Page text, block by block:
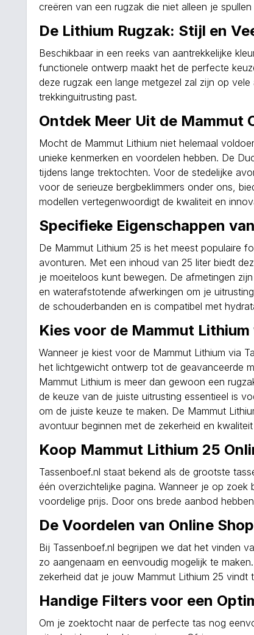
creëren van een rugzak die niet alleen je
De Lithium Rugzak: Stijl en
Beschikbaar in een reeks van aantrekkelijke
functionele ontwerp maakt het de perfecte
deze rugzak een lange metgezel zal zijn op
trekkinguitrusting past.
Ontdek Meer Uit de Mammut
Mocht de Mammut Lithium niet helemaal
unieke kenmerken en voordelen hebben. De
tijdens lange trektochten. Voor de stedelijke
voor de serieuze bergbeklimmers onder ons,
modellen vertegenwoordigt de kwaliteit en
Specifieke Eigenschappen
De Mammut Lithium 25 is het meest populaire
avonturen. Met een inhoud van 25 liter biedt
je moeiteloos kunt bewegen. De afmetingen
en waterafstotende afwerkingen om je
de schouderbanden en is compatibel met
Kies voor de Mammut
Wanneer je kiest voor de Mammut Lithium via
het lichtgewicht ontwerp tot de geavanceerde
Mammut Lithium is meer dan gewoon een
de keuze van de juiste uitrusting essentieel is
om de juiste keuze te maken. De Mammut
avontuur beginnen met de zekerheid en
Koop Mammut Lithium 25
Tassenboef.nl staat bekend als de grootste
één overzichtelijke pagina. Wanneer je op
voordelige prijs. Door ons brede aanbod
De Voordelen van Online
Bij Tassenboef.nl begrijpen we dat het vinden
zo aangenaam en eenvoudig mogelijk te
zekerheid dat je jouw Mammut Lithium 25
Handige Filters voor een
Om je zoektocht naar de perfecte tas nog